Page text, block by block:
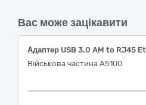
Вас може зацікавити
Військова частина А5100